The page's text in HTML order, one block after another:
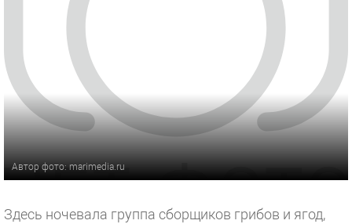
Автор фото: marimedia.ru
Здесь ночевала группа сборщиков грибов и ягод,